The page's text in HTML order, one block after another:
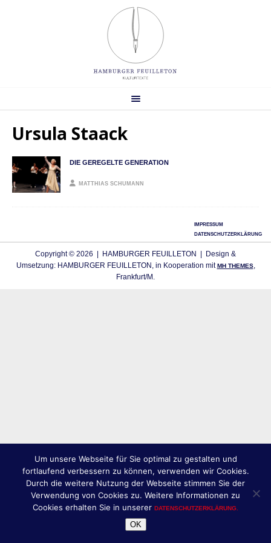
Ursula Staack
DIE GEREGELTE GENERATION
MATTHIAS SCHUMANN
IMPRESSUM
DATENSCHUTZERKLÄRUNG
Copyright © 2026 | HAMBURGER FEUILLETON | Design &
Umsetzung: HAMBURGER FEUILLETON, in Kooperation mitMH THEMES,
Frankfurt/M.
Um unsere Webseite für Sie optimal zu gestalten und
fortlaufend verbessern zu können, verwenden wir Cookies.
Durch die weitere Nutzung der Webseite stimmen Sie der
Verwendung von Cookies zu. Weitere Informationen zu
Cookies erhalten Sie in unserer DATENSCHUTZERKLÄRUNG.
OK